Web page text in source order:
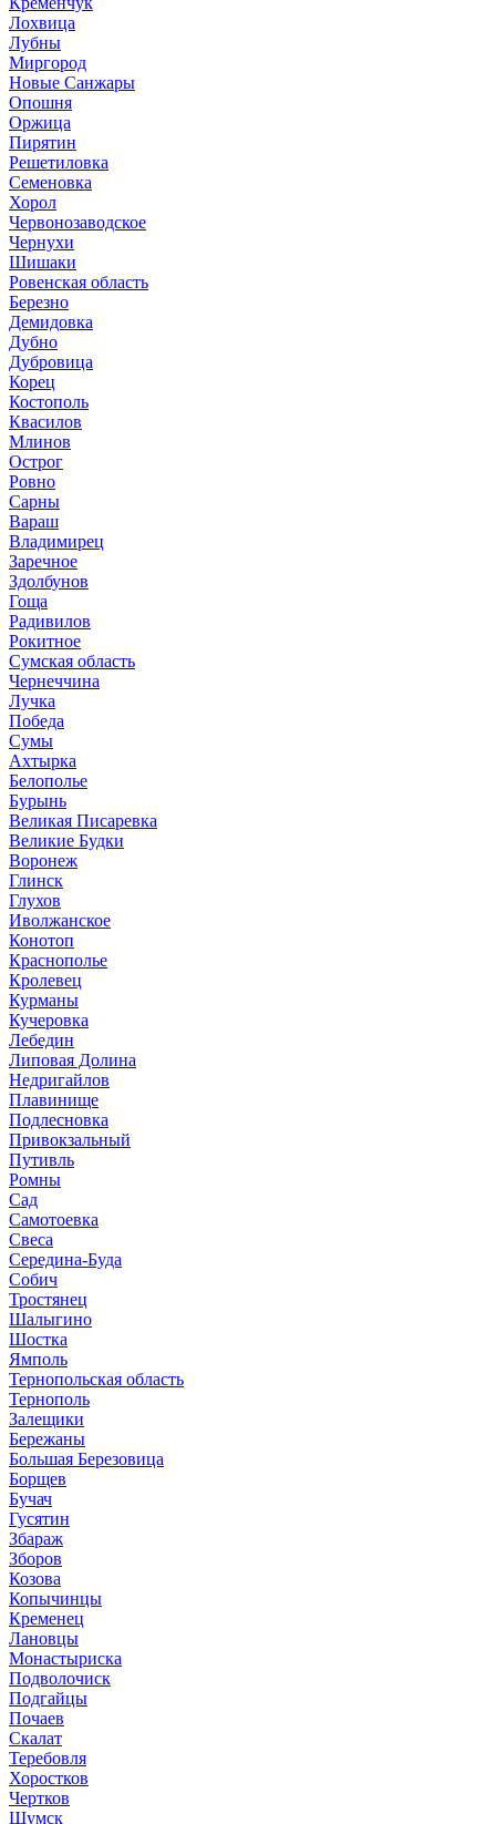
Лохвица
Лубны
Миргород
Новые Санжары
Опошня
Оржица
Пирятин
Решетиловка
Семеновка
Хорол
Червонозаводское
Чернухи
Шишаки
Ровенская область
Березно
Демидовка
Дубно
Дубровица
Корец
Костополь
Квасилов
Млинов
Острог
Ровно
Сарны
Вараш
Владимирец
Заречное
Здолбунов
Гоща
Радивилов
Рокитное
Сумская область
Чернеччина
Лучка
Победа
Сумы
Ахтырка
Белополье
Бурынь
Великая Писаревка
Великие Будки
Воронеж
Глинск
Глухов
Иволжанское
Конотоп
Краснополье
Кролевец
Курманы
Кучеровка
Лебедин
Липовая Долина
Недригайлов
Плавинище
Подлесновка
Привокзальный
Путивль
Ромны
Сад
Самотоевка
Свеса
Середина-Буда
Собич
Тростянец
Шалыгино
Шостка
Ямполь
Тернопольская область
Тернополь
Залещики
Бережаны
Большая Березовица
Борщев
Бучач
Гусятин
Збараж
Зборов
Козова
Копычинцы
Кременец
Лановцы
Монастыриска
Подволочиск
Подгайцы
Почаев
Скалат
Теребовля
Хоростков
Чертков
Шумск